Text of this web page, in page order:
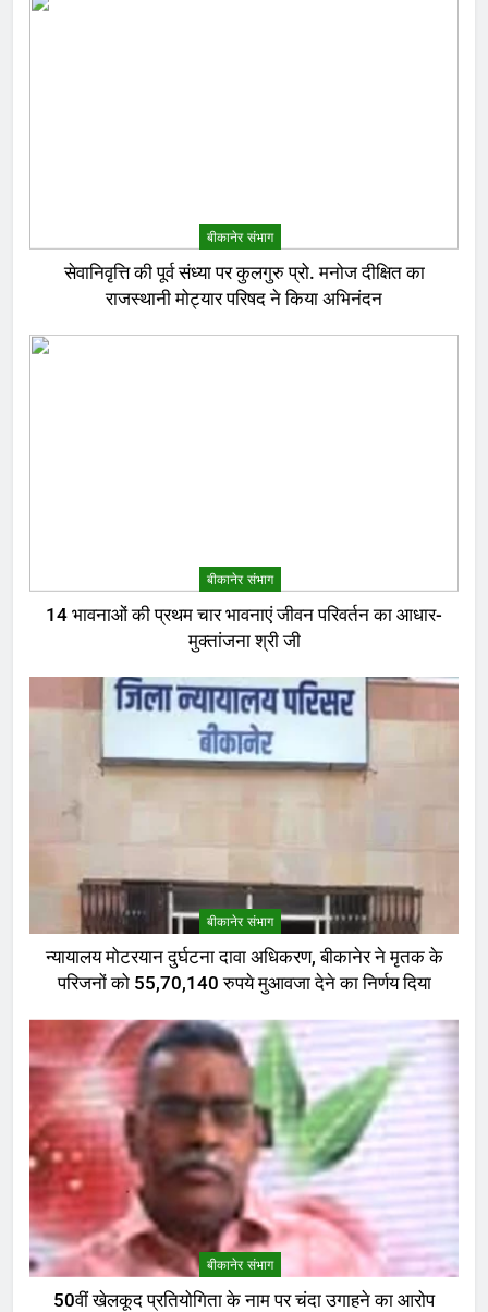
बीकानेर संभाग
सेवानिवृत्ति की पूर्व संध्या पर कुलगुरु प्रो. मनोज दीक्षित का
राजस्थानी मोट्यार परिषद ने किया अभिनंदन
बीकानेर संभाग
14 भावनाओं की प्रथम चार भावनाएं जीवन परिवर्तन का आधार-
मुक्तांजना श्री जी
बीकानेर संभाग
न्यायालय मोटरयान दुर्घटना दावा अधिकरण, बीकानेर ने मृतक के
परिजनों को 55,70,140 रुपये मुआवजा देने का निर्णय दिया
बीकानेर संभाग
50वीं खेलकूद प्रतियोगिता के नाम पर चंदा उगाहने का आरोप